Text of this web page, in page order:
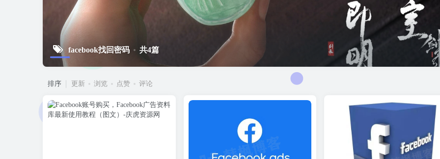
facebook找回密码 共4篇
排序 更新 浏览 点赞 评论